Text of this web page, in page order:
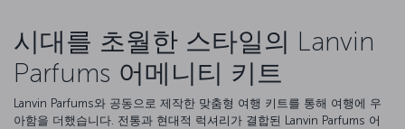
시대를 초월한 스타일의 Lanvin
Parfums 어메니티 키트
Lanvin Parfums와 공동으로 제작한 맞춤형 여행 키트를 통해 여행에 우
아함을 더했습니다. 전통과 현대적 럭셔리가 결합된 Lanvin Parfums 어